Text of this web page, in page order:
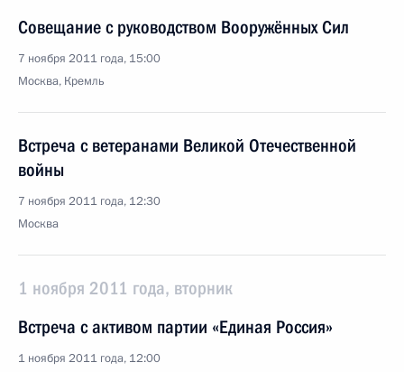
Совещание с руководством Вооружённых Сил
7 ноября 2011 года, 15:00
Москва, Кремль
Встреча с ветеранами Великой Отечественной
войны
7 ноября 2011 года, 12:30
Москва
1 ноября 2011 года, вторник
Встреча с активом партии «Единая Россия»
1 ноября 2011 года, 12:00